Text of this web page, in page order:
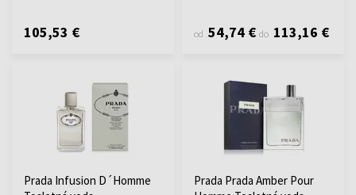
105,53 € od 54,74 € do 113,16 €
Prada Infusion D´Homme
Prada Prada Amber Pour